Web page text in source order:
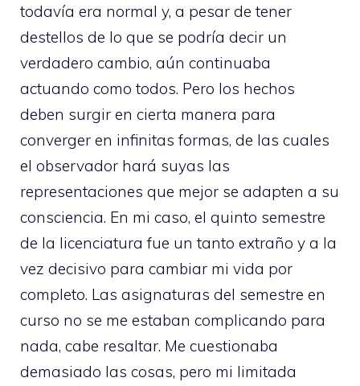
todavía era normal y, a pesar de tener
destellos de lo que se podría decir un
verdadero cambio, aún continuaba
actuando como todos. Pero los hechos
deben surgir en cierta manera para
converger en infinitas formas, de las cuales
el observador hará suyas las
representaciones que mejor se adapten a su
consciencia. En mi caso, el quinto semestre
de la licenciatura fue un tanto extraño y a la
vez decisivo para cambiar mi vida por
completo. Las asignaturas del semestre en
curso no se me estaban complicando para
nada, cabe resaltar. Me cuestionaba
demasiado las cosas, pero mi limitada